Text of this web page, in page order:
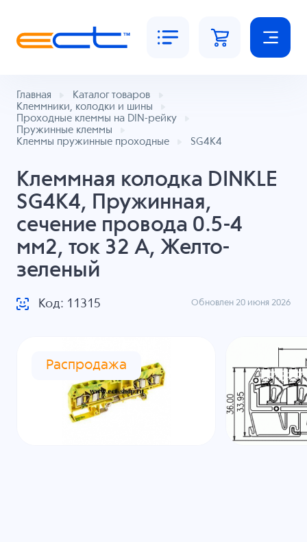
Главная
Каталог товаров
Клеммники, колодки и шины
Проходные клеммы на DIN-рейку
Пружинные клеммы
Клеммы пружинные проходные
SG4K4
Клеммная колодка DINKLE
SG4K4, Пружинная,
сечение провода 0.5-4
мм2, ток 32 A, Желто-
зеленый
Код: 11315 Обновлен 20 июня 2026
Распродажа